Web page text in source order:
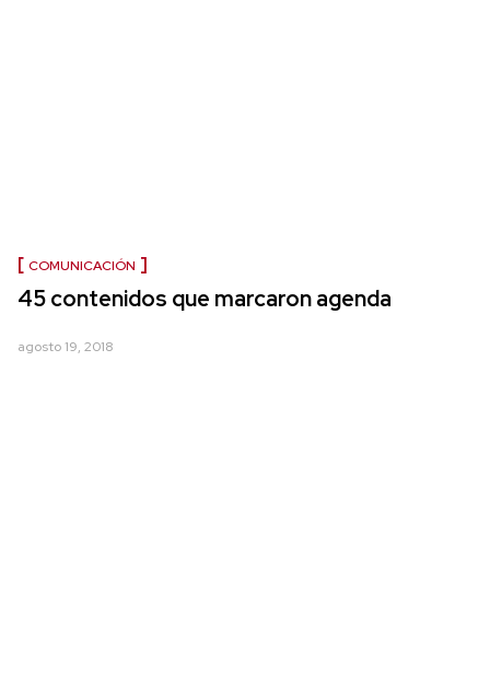
COMUNICACIÓN
45 contenidos que marcaron agenda
agosto 19, 2018